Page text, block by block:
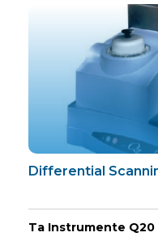
Differential
Ta Instrumente Q20